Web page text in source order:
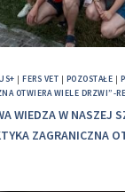
|FERS VET | POZOSTAŁE |
OTWIERA WIELE DRZWI”-
WIEDZA W NASZEJ
ZAGRANICZNA